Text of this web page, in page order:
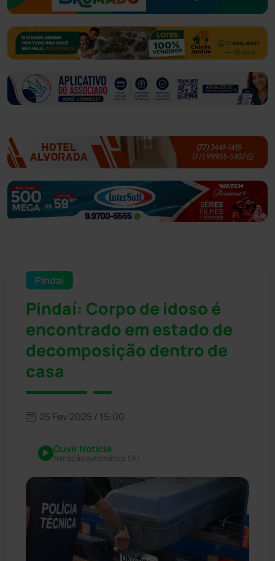
Pindaí
Pindaí: Corpo de idoso é
encontrado em estado de
decomposição dentro de
casa
25 Fev 2025 / 15:00
Ouvir Notícia
Narração automática (IA)